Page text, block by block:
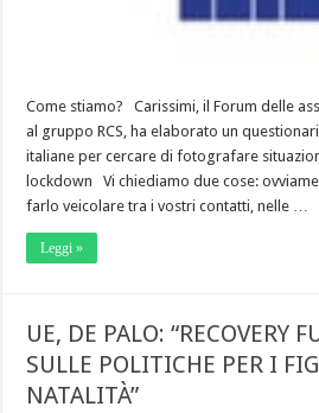
Come stiamo? Carissimi, il Forum delle
al gruppo RCS, ha elaborato un
italiane per cercare di fotografare
lockdown Vi chiediamo due cose:
farlo veicolare tra i vostri contatti, nelle …
Leggi »
UE, DE PALO: “RECOVERY
SULLE POLITICHE PER I
NATALITÀ”